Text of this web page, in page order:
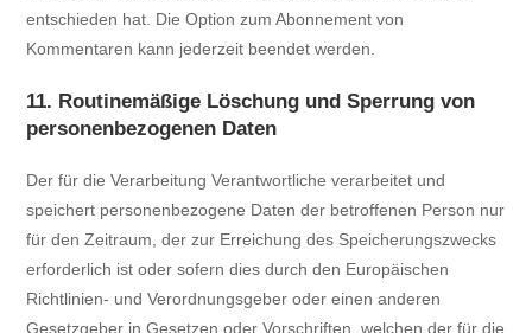
entschieden hat. Die Option zum Abonnement von
Kommentaren kann jederzeit beendet werden.
11. Routinemäßige Löschung und Sperrung von
personenbezogenen Daten
Der für die Verarbeitung Verantwortliche verarbeitet und
speichert personenbezogene Daten der betroffenen Person nur
für den Zeitraum, der zur Erreichung des Speicherungszwecks
erforderlich ist oder sofern dies durch den Europäischen
Richtlinien- und Verordnungsgeber oder einen anderen
Gesetzgeber in Gesetzen oder Vorschriften, welchen der für die